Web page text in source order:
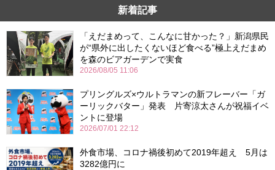
新着記事
「えだまめって、こんなに甘かった？」新潟県民
が“県外に出したくないほど食べる”極上えだまめ
を森のビアガーデンで実食
2026/08/05 11:06
プリングルズ×ウルトラマンの新フレーバー「ガ
ーリックバター」発表 片寄涼太さんが祝福イベ
ントに登場
2026/07/01 22:12
外食市場、コロナ禍後初めて2019年超え 5月は
3282億円に